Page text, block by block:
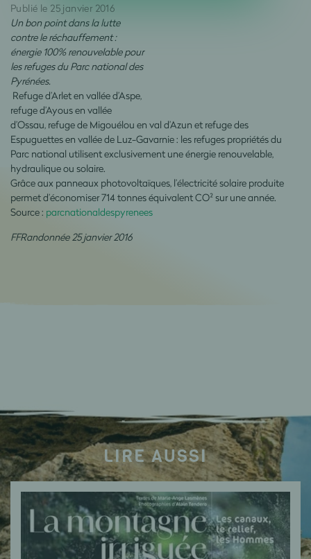
Publié le 25 janvier 2016
Un bon point dans la lutte
contre le réchauffement :
énergie 100% renouvelable pour
les refuges du Parc national des
Pyrénées.
Refuge d’Arlet en vallée d’Aspe,
refuge d’Ayous en vallée
d’Ossau, refuge de Migouélou en val d’Azun et refuge des
Espuguettes en vallée de Luz-Gavarnie : les refuges propriétés du
Parc national utilisent exclusivement une énergie renouvelable,
hydraulique ou solaire.
Grâce aux panneaux photovoltaïques, l’électricité solaire produite
permet d’économiser 714 tonnes équivalent CO² sur une année.
Source : parcnationaldespyrenees
FFRandonnée 25 janvier 2016
LIRE AUSSI